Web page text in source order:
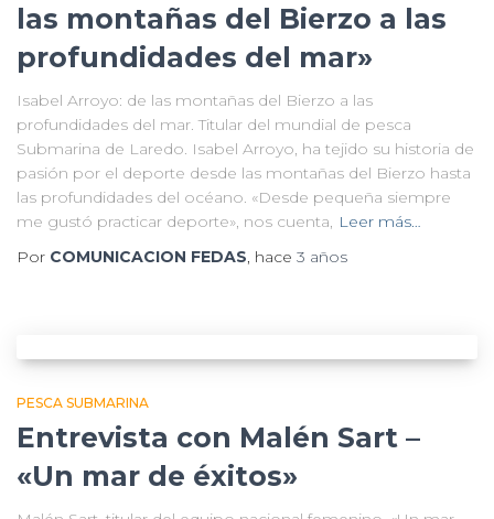
las montañas del Bierzo a las
profundidades del mar»
Isabel Arroyo: de las montañas del Bierzo a las
profundidades del mar. Titular del mundial de pesca
Submarina de Laredo. Isabel Arroyo, ha tejido su historia de
pasión por el deporte desde las montañas del Bierzo hasta
las profundidades del océano. «Desde pequeña siempre
me gustó practicar deporte», nos cuenta, Leer más…
Por COMUNICACION FEDAS, hace 3 años
PESCA SUBMARINA
Entrevista con Malén Sart –
«Un mar de éxitos»